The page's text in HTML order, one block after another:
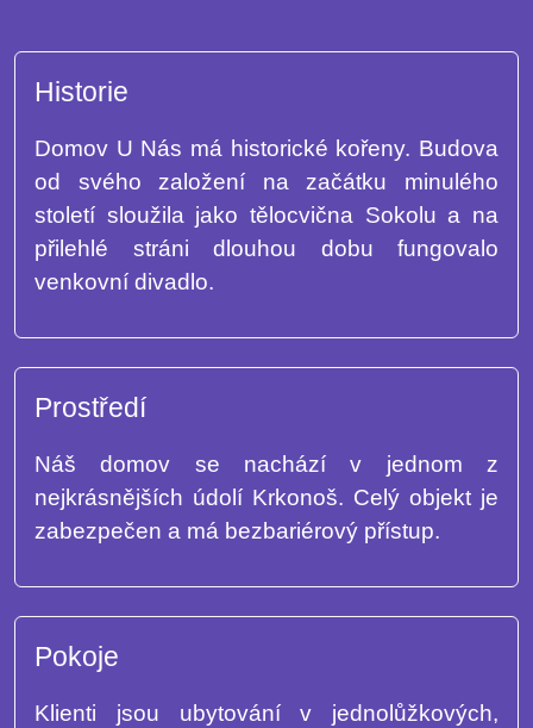
Historie
Domov U Nás má historické kořeny. Budova
od svého založení na začátku minulého
století sloužila jako tělocvična Sokolu a na
přilehlé stráni dlouhou dobu fungovalo
venkovní divadlo.
Prostředí
Náš domov se nachází v jednom z
nejkrásnějších údolí Krkonoš. Celý objekt je
zabezpečen a má bezbariérový přístup.
Pokoje
Klienti jsou ubytování v jednolůžkových,